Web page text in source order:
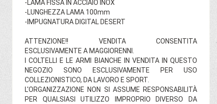
-LAMA FISSA IN ACCIAIO INOX
-LUNGHEZZA LAMA 100mm
-IMPUGNATURA DIGITAL DESERT
ATTENZIONE!! VENDITA CONSENTITA
ESCLUSIVAMENTE A MAGGIORENNI.
I COLTELLI E LE ARMI BIANCHE IN VENDITA IN QUESTO
NEGOZIO SONO ESCLUSIVAMENTE PER USO
COLLEZIONISTICO, DA LAVORO E SPORT.
L'ORGANIZZAZIONE NON SI ASSUME RESPONSABILITÀ
PER QUALSIASI UTILIZZO IMPROPRIO DIVERSO DA